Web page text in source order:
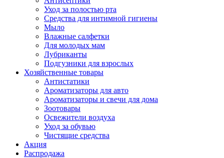
Уход за полостью рта
Средства для интимной гигиены
Мыло
Влажные салфетки
Для молодых мам
Лубриканты
Подгузники для взрослых
Хозяйственные товары
Антистатики
Ароматизаторы для авто
Ароматизаторы и свечи для дома
Зоотовары
Освежители воздуха
Уход за обувью
Чистящие средства
Акция
Распродажа